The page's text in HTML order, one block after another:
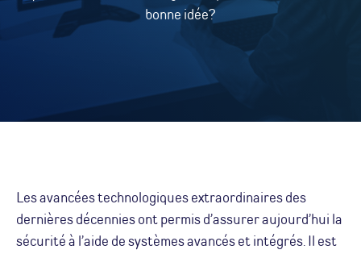
bonne idée?
Les avancées technologiques extraordinaires des
dernières décennies ont permis d’assurer aujourd’hui la
sécurité à l’aide de systèmes avancés et intégrés. Il est